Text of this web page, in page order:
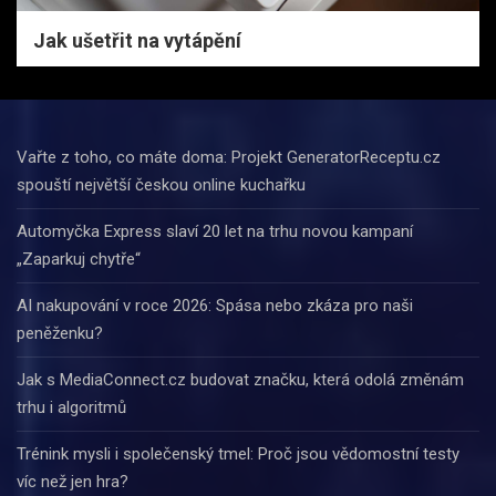
Jak ušetřit na vytápění
Vařte z toho, co máte doma: Projekt GeneratorReceptu.cz
spouští největší českou online kuchařku
Automyčka Express slaví 20 let na trhu novou kampaní
„Zaparkuj chytře“
AI nakupování v roce 2026: Spása nebo zkáza pro naši
peněženku?
Jak s MediaConnect.cz budovat značku, která odolá změnám
trhu i algoritmů
Trénink mysli i společenský tmel: Proč jsou vědomostní testy
víc než jen hra?